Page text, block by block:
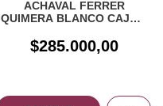
ACHAVAL FERRER
QUIMERA BLANCO CAJA X
$285.000,00